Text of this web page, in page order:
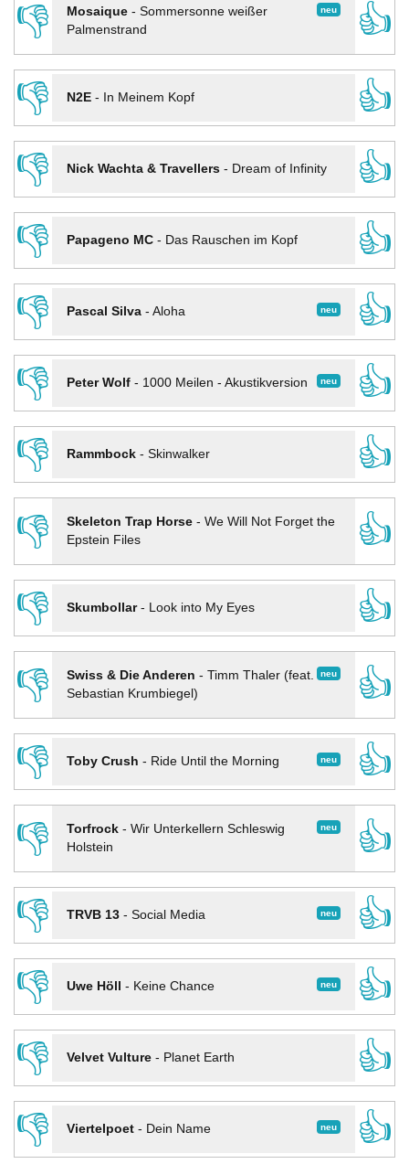
👎
neu
Mosaique- Sommersonne weißer
Palmenstrand
👍
👎
N2E- In Meinem Kopf
👍
👎
Nick Wachta & Travellers- Dream of Infinity
👍
👎
Papageno MC- Das Rauschen im Kopf
👍
👎
neu
Pascal Silva- Aloha
👍
👎
neu
Peter Wolf- 1000 Meilen - Akustikversion
👍
👎
Rammbock- Skinwalker
👍
👎
Skeleton Trap Horse- We Will Not Forget the
Epstein Files
👍
👎
Skumbollar- Look into My Eyes
👍
👎
neu
Swiss & Die Anderen - Timm Thaler (feat.
Sebastian Krumbiegel)
👍
👎
neu
Toby Crush - Ride Until the Morning
👍
👎
neu
Torfrock- Wir Unterkellern Schleswig
Holstein
👍
👎
neu
TRVB 13- Social Media
👍
👎
neu
Uwe Höll - Keine Chance
👍
👎
Velvet Vulture- Planet Earth
👍
👎
neu
Viertelpoet- Dein Name
👍